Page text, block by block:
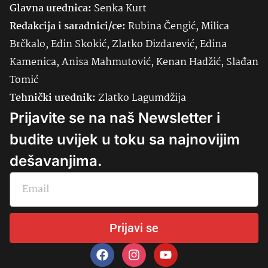
Glavna urednica: SenkaKurt
Redakcija i saradnici/ce:Rubina Čengić, Milica
Brčkalo, Edin Skokić, Zlatko Dizdarević, Edina
Kamenica, Anisa Mahmutović, Kenan Hadžić, Slađan
Tomić
Tehnički urednik:Zlatko Lagumdžija
Prijavite se na naš Newsletter i
budite uvijek u toku sa najnovijim
dešavanjima.
Prijavi se